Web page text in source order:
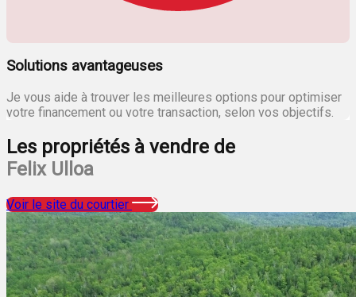
Solutions avantageuses
Je vous aide à trouver les meilleures options pour optimiser
votre financement ou votre transaction, selon vos objectifs.
Les propriétés à vendre de
Felix Ulloa
Voir le site du courtier